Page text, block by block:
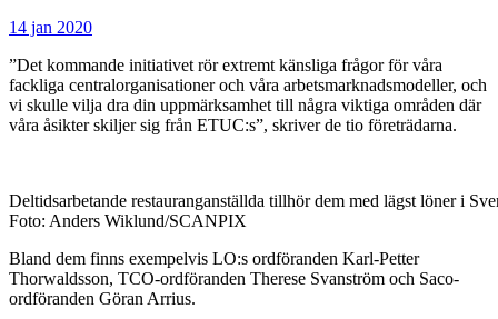
14 jan 2020
”Det kommande initiativet rör extremt känsliga frågor för våra
fackliga centralorganisationer och våra arbetsmarknadsmodeller, och
vi skulle vilja dra din uppmärksamhet till några viktiga områden där
våra åsikter skiljer sig från ETUC:s”, skriver de tio företrädarna.
Deltidsarbetande restauranganställda tillhör dem med lägst löner i
Foto: Anders Wiklund/SCANPIX
Bland dem finns exempelvis LO:s ordföranden Karl-Petter
Thorwaldsson, TCO-ordföranden Therese Svanström och Saco-
ordföranden Göran Arrius.